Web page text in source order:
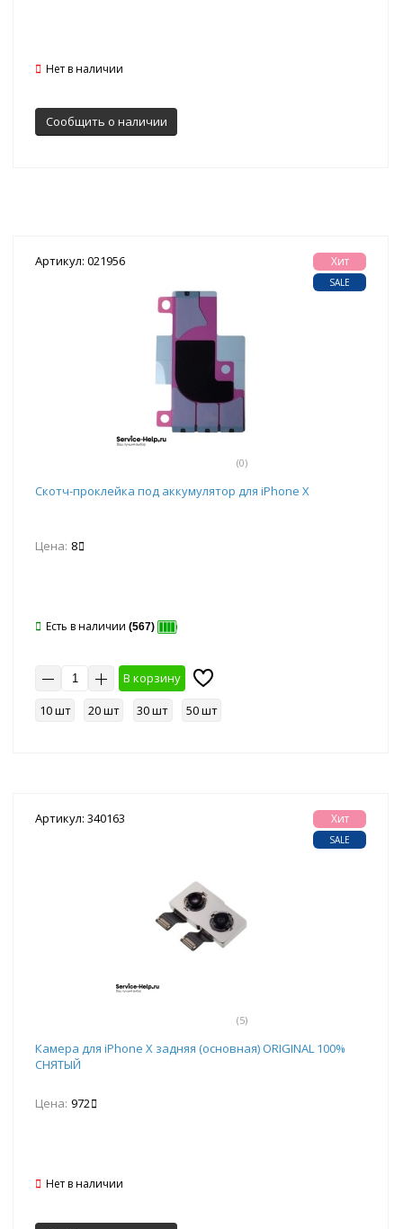
Нет в наличии
Сообщить о наличии
Артикул: 021956
(0)
Хит
SALE
Скотч-проклейка под аккумулятор для iPhone X
Цена: 8
Есть в наличии (567)
В корзину
10 шт
20 шт 30 шт 50 шт
Артикул: 340163
(5)
Хит
SALE
Камера для iPhone X задняя (основная) ORIGINAL 100%
СНЯТЫЙ
Цена: 972
Нет в наличии